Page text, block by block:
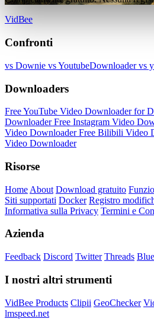
VidBee
Confronti
vs Downie vs YoutubeDownloadervs
Downloaders
Free YouTube Video Downloader for
DownloaderFree Instagram Video
Video DownloaderFree Bilibili Video
Video Downloader
Risorse
Home About Download gratuito
Siti supportati Docker Registro
Informativa sulla Privacy Termini e
Azienda
Feedback Discord Twitter Threads
I nostri altri strumenti
VidBee Products Clipii GeoChecker
lmspeed.net